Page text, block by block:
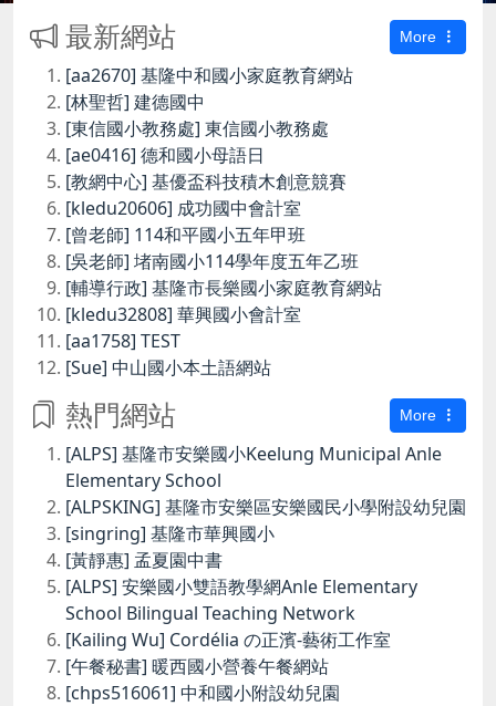
最新網站 More
[aa2670] 基隆中和國小家庭教育網站
[林聖哲] 建德國中
[東信國小教務處] 東信國小教務處
[ae0416] 德和國小母語日
[教網中心] 基優盃科技積木創意競賽
[kledu20606] 成功國中會計室
[曾老師] 114和平國小五年甲班
[吳老師] 堵南國小114學年度五年乙班
[輔導行政] 基隆市長樂國小家庭教育網站
[kledu32808] 華興國小會計室
[aa1758] TEST
[Sue] 中山國小本土語網站
熱門網站 More
[ALPS] 基隆市安樂國小Keelung Municipal Anle
Elementary School
[ALPSKING] 基隆市安樂區安樂國民小學附設幼兒園
[singring] 基隆市華興國小
[黃靜惠] 孟夏園中書
[ALPS] 安樂國小雙語教學網Anle Elementary
School Bilingual Teaching Network
[Kailing Wu] Cordélia の正濱-藝術工作室
[午餐秘書] 暖西國小營養午餐網站
[chps516061] 中和國小附設幼兒園